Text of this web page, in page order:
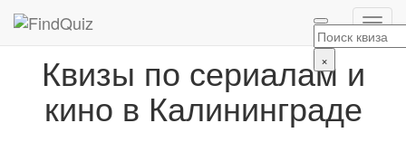
×
Квизы по сериалам и
кино в Калининграде